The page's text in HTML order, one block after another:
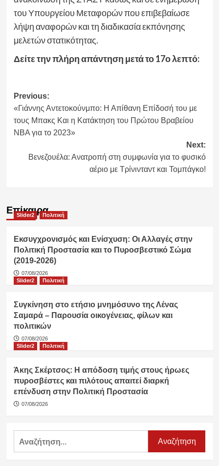
του Υπουργείου Μεταφορών που επιβεβαίωσε
λήψη αναφορών και τη διαδικασία εκπόνησης
μελετών στατικότητας.
Δείτε την πλήρη απάντηση μετά το 17ο λεπτό:
Post
navigation
Previous:
«Γιάννης Αντετοκούνμπο: Η Απίθανη Επίδοσή του με
τους Μπακς Και η Κατάκτηση του Πρώτου Βραβείου
NBA για το 2023»
Next:
Βενεζουέλα: Ανατροπή στη συμφωνία για το φυσικό
αέριο με Τρίνινταντ και Τομπάγκο!
Επίκαιρα
Slider2 Πολιτική
Εκσυγχρονισμός και Ενίσχυση: Οι Αλλαγές στην
Πολιτική Προστασία και το Πυροσβεστικό Σώμα
(2019-2026)
07/08/2026
Slider2
Πολιτική
Συγκίνηση στο ετήσιο μνημόσυνο της Λένας
Σαμαρά – Παρουσία οικογένειας, φίλων και
πολιτικών
07/08/2026
Slider2
Πολιτική
Άκης Σκέρτσος: Η απόδοση τιμής στους ήρωες
πυροσβέστες και πιλότους απαιτεί διαρκή
επένδυση στην Πολιτική Προστασία
07/08/2026